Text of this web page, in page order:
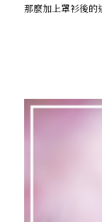
那麼加上罩衫後的